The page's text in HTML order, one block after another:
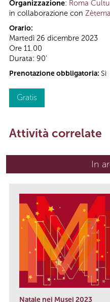
Organizzazione: Roma
in collaborazione con
Orario:
Martedì 26 dicembre 2023
Ore 11.00
Durata: 90'
Prenotazione obbligatoria: Sì
Gratis
Attività correlate
In
Natale nei Musei 2023